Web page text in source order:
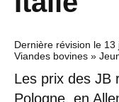
Dernière révision le 13
Viandes bovines »
Les prix des JB
Pologne, en